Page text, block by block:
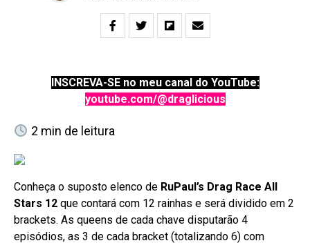
INSCREVA-SE no meu canal do YouTube:
youtube.com/@draglicious
2 min de leitura
Conheça o suposto elenco de RuPaul’s Drag Race All
Stars 12 que contará com 12 rainhas e será dividido em 2
brackets. As queens de cada chave disputarão 4
episódios, as 3 de cada bracket (totalizando 6) com